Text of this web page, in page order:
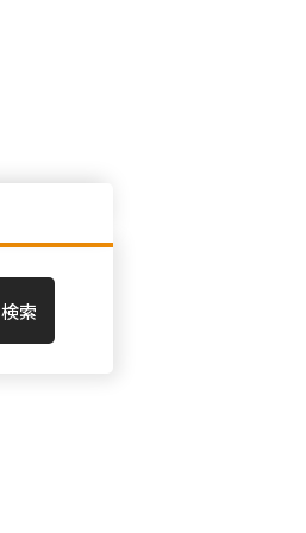
検索